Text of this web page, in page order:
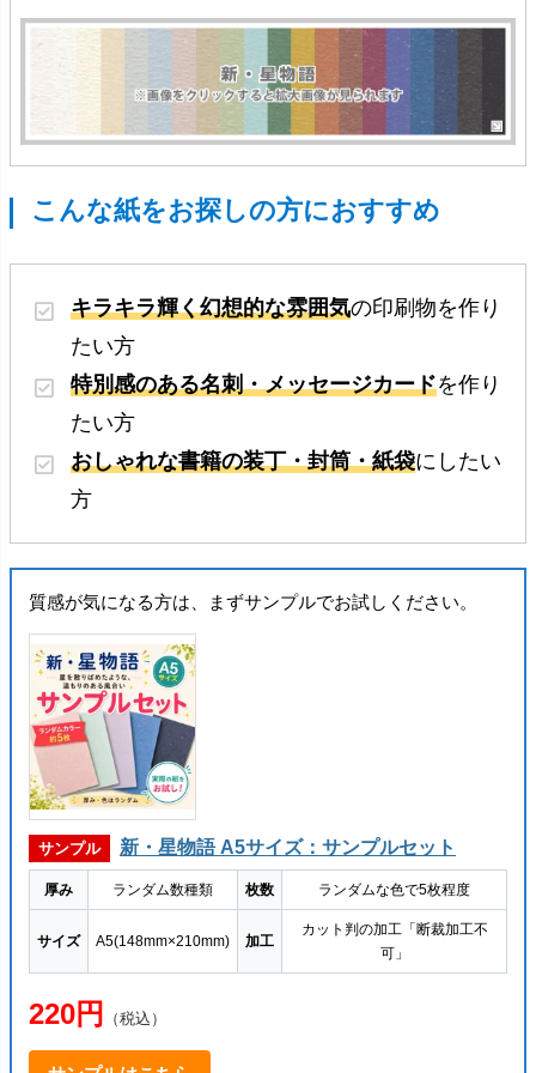
こんな紙をお探しの方におすすめ
キラキラ輝く幻想的な雰囲気の印刷物を作り
たい方
特別感のある名刺・メッセージカードを作り
たい方
おしゃれな書籍の装丁・封筒・紙袋にしたい
方
質感が気になる方は、まずサンプルでお試しください。
サンプル 新・星物語 A5サイズ：サンプルセット
厚み ランダム数種類 枚数 ランダムな色で5枚程度
サイズ A5(148mm×210mm) 加工
カット判の加工「断裁加工不
可」
220円 （税込）